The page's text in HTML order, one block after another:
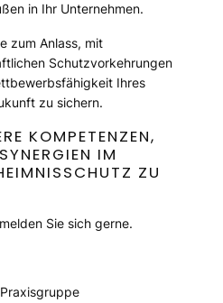
in Ihr Unternehmen.
zum Anlass, mit
Schutzvorkehrungen
Ihres
zu sichern.
KOMPETENZEN,
IM
ZU
Sie sich gerne.